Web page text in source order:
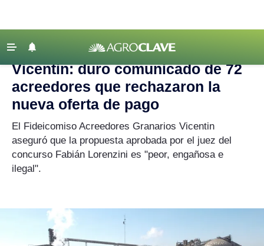
Agricultura
Ganadería
Lechería
Tecnología
Maquinaria agrícola
Agronegocios
‹ VOLVER
Agroclave Vicentin
Vicentin: duro comunicado de 72
acreedores que rechazaron la
nueva oferta de pago
El Fideicomiso Acreedores Granarios Vicentin
aseguró que la propuesta aprobada por el juez del
concurso Fabián Lorenzini es "peor, engañosa e
ilegal".